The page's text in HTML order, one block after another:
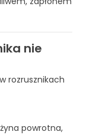
nie
rozrusznikach
powrotna,